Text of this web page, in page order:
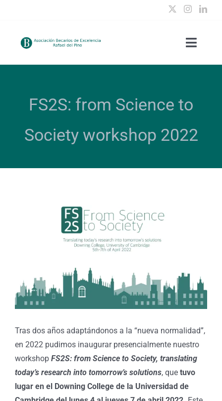
Toggle
Clubes temáticos
Actividades
FS2S: from Science to
Society workshop 2022
Tras dos años adaptándonos a la “nueva normalidad”,
en 2022 pudimos inaugurar presencialmente nuestro
workshop FS2S: from Science to Society, translating
today’s research into tomorrow’s solutions, que tuvo
lugar en el Downing College de la Universidad de